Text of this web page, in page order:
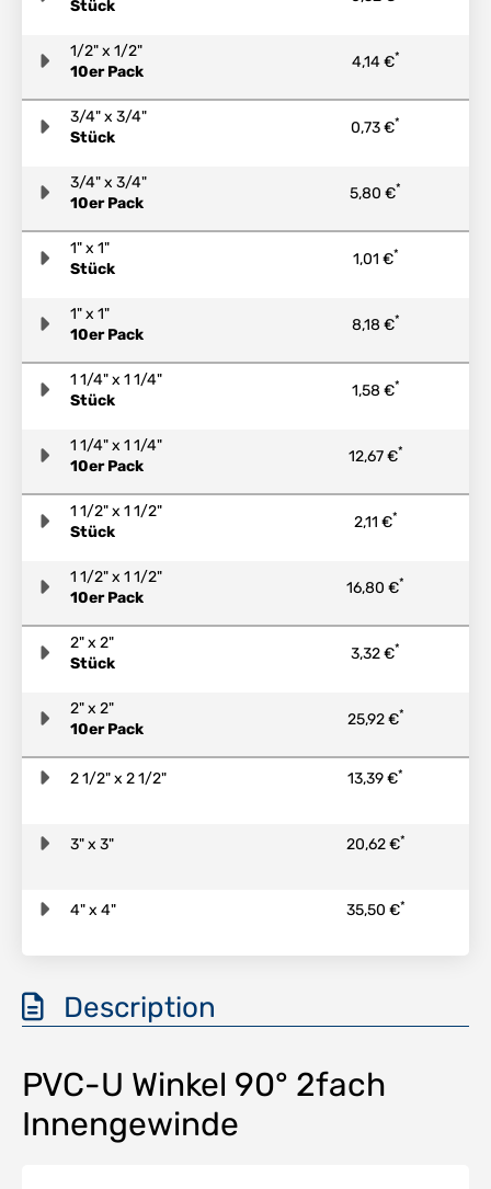
Stück
1/2" x 1/2"
10er Pack
4,14 €*
3/4" x 3/4"
Stück
0,73 €*
3/4" x 3/4"
10er Pack
5,80 €*
1" x 1"
Stück
1,01 €*
1" x 1"
10er Pack
8,18 €*
1 1/4" x 1 1/4"
Stück
1,58 €*
1 1/4" x 1 1/4"
10er Pack
12,67 €*
1 1/2" x 1 1/2"
Stück
2,11 €*
1 1/2" x 1 1/2"
10er Pack
16,80 €*
2" x 2"
Stück
3,32 €*
2" x 2"
10er Pack
25,92 €*
2 1/2" x 2 1/2" 13,39 €*
3" x 3" 20,62 €*
4" x 4" 35,50 €*
Description
PVC-U Winkel 90° 2fach
Innengewinde